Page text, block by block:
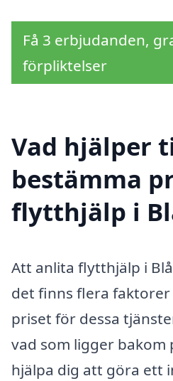
Få 3 erbjudanden,
förpliktelser
Vad hjälper
bestämma
flytthjälp i
Att anlita flytthjälp i
det finns flera
priset för dessa
vad som ligger
hjälpa dig att göra ett